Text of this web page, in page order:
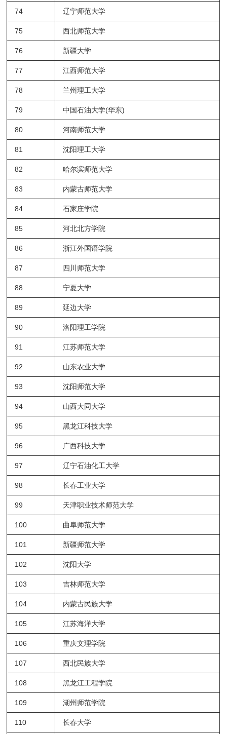
74 辽宁师范大学
75 西北师范大学
76 新疆大学
77 江西师范大学
78 兰州理工大学
79 中国石油大学(华东)
80 河南师范大学
81 沈阳理工大学
82 哈尔滨师范大学
83 内蒙古师范大学
84 石家庄学院
85 河北北方学院
86 浙江外国语学院
87 四川师范大学
88 宁夏大学
89 延边大学
90 洛阳理工学院
91 江苏师范大学
92 山东农业大学
93 沈阳师范大学
94 山西大同大学
95 黑龙江科技大学
96 广西科技大学
97 辽宁石油化工大学
98 长春工业大学
99 天津职业技术师范大学
100 曲阜师范大学
101 新疆师范大学
102 沈阳大学
103 吉林师范大学
104 内蒙古民族大学
105 江苏海洋大学
106 重庆文理学院
107 西北民族大学
108 黑龙江工程学院
109 湖州师范学院
110 长春大学